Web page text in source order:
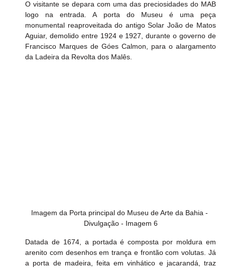
O visitante se depara com uma das preciosidades do MAB
logo na entrada. A porta do Museu é uma peça
monumental reaproveitada do antigo Solar João de Matos
Aguiar, demolido entre 1924 e 1927, durante o governo de
Francisco Marques de Góes Calmon, para o alargamento
da Ladeira da Revolta dos Malês.
Imagem da Porta principal do Museu de Arte da Bahia -
Divulgação - Imagem 6
Datada de 1674, a portada é composta por moldura em
arenito com desenhos em trança e frontão com volutas. Já
a porta de madeira, feita em vinhático e jacarandá, traz